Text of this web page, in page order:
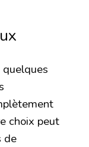
choix peut
de